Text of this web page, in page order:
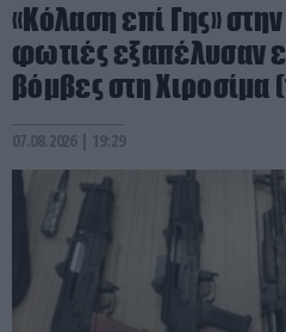
«Κόλαση επί Γης»
φωτιές εξαπέλυσαν
βόμβες στη
07.08.2026 | 19:29